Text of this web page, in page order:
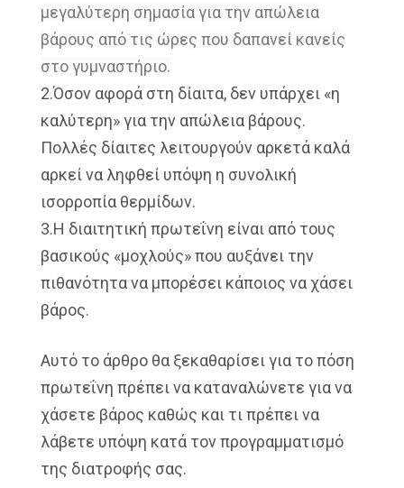
μεγαλύτερη σημασία για την απώλεια
βάρους από τις ώρες που δαπανεί κανείς
στο γυμναστήριο.
2.Όσον αφορά στη δίαιτα, δεν υπάρχει «η
καλύτερη» για την απώλεια βάρους.
Πολλές δίαιτες λειτουργούν αρκετά καλά
αρκεί να ληφθεί υπόψη η συνολική
ισορροπία θερμίδων.
3.Η διαιτητική πρωτεΐνη είναι από τους
βασικούς «μοχλούς» που αυξάνει την
πιθανότητα να μπορέσει κάποιος να χάσει
βάρος.
Αυτό το άρθρο θα ξεκαθαρίσει για το πόση
πρωτεΐνη πρέπει να καταναλώνετε για να
χάσετε βάρος καθώς και τι πρέπει να
λάβετε υπόψη κατά τον προγραμματισμό
της διατροφής σας.